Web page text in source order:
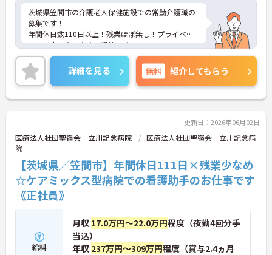
茨城県笠間市の介護老人保健施設での常勤介護職の
募集です！
年間休日数110日以上！残業ほぼ無し！プライベー
トの予定も立てやすい環境です！
保育補助も50％負担ございますため、お子様がいら
っしゃる中でも働きやすいですよ♪
ご興味ある方には、面接のポイントなど、さらに詳
細をお話致しますのでお気軽にご相談ください。
詳細を見る 無料 紹介してもらう
更新日：2026年06月02日
医療法人社団聖嶺会 立川記念病院
医療法人社団聖嶺会 立川記念病
院
【茨城県／笠間市】年間休日111日×残業少なめ
☆ケアミックス型病院での看護助手のお仕事です
《正社員》
給料
月収 17.0万円～22.0万円程度（夜勤4回分手
当込）
年収 237万円～309万円程度（賞与2.4ヵ月